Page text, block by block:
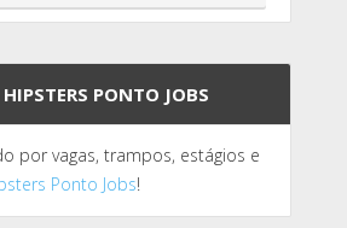
PONTO JOBS
por vagas, trampos, estágios e
Ponto Jobs!